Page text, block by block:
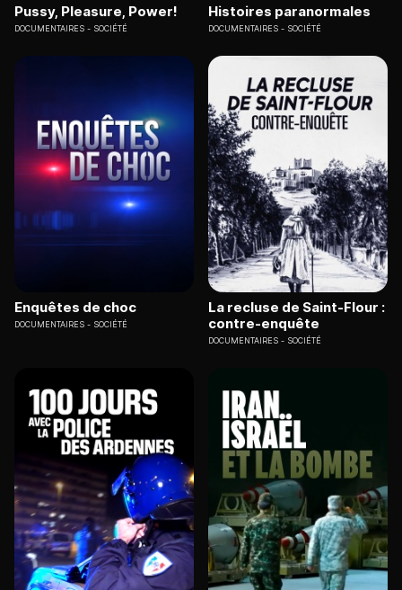
Pussy, Pleasure, Power!
DOCUMENTAIRES SOCIÉTÉ
Histoires paranormales
DOCUMENTAIRES SOCIÉTÉ
Enquêtes de choc
DOCUMENTAIRES SOCIÉTÉ
La recluse de Saint-Flour :
contre-enquête
DOCUMENTAIRES SOCIÉTÉ